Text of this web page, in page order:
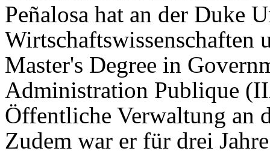
Peñalosa hat an der Duke
Wirtschaftswissenschaften
Master's Degree in
Administration Publique
Öffentliche Verwaltung an
Zudem war er für drei